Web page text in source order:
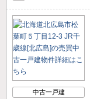
中古一戸建